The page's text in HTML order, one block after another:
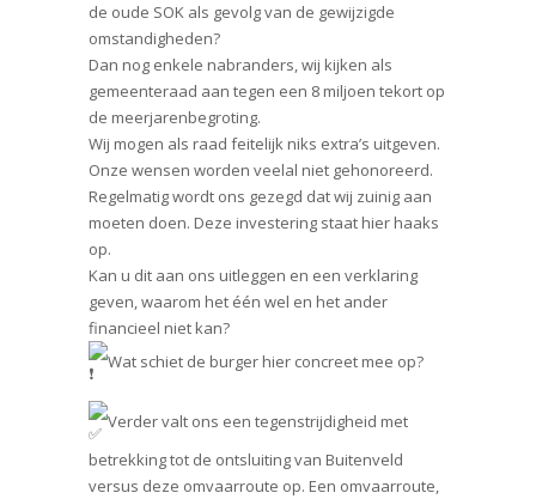
de oude SOK als gevolg van de gewijzigde
omstandigheden?
Dan nog enkele nabranders, wij kijken als
gemeenteraad aan tegen een 8 miljoen tekort op
de meerjarenbegroting.
Wij mogen als raad feitelijk niks extra’s uitgeven.
Onze wensen worden veelal niet gehonoreerd.
Regelmatig wordt ons gezegd dat wij zuinig aan
moeten doen. Deze investering staat hier haaks
op.
Kan u dit aan ons uitleggen en een verklaring
geven, waarom het één wel en het ander
financieel niet kan?
Wat schiet de burger hier concreet mee op?
Verder valt ons een tegenstrijdigheid met
betrekking tot de ontsluiting van Buitenveld
versus deze omvaarroute op. Een omvaarroute,